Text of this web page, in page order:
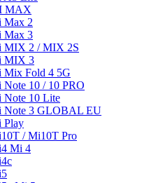
MAX
Max 2
Max 3
MIX 2 / MIX 2S
MIX 3
Mix Fold 4 5G
10 / 10 PRO
Note 10 Lite
Note 3 GLOBAL EU
Play
/ Mi10T Pro
Mi 4